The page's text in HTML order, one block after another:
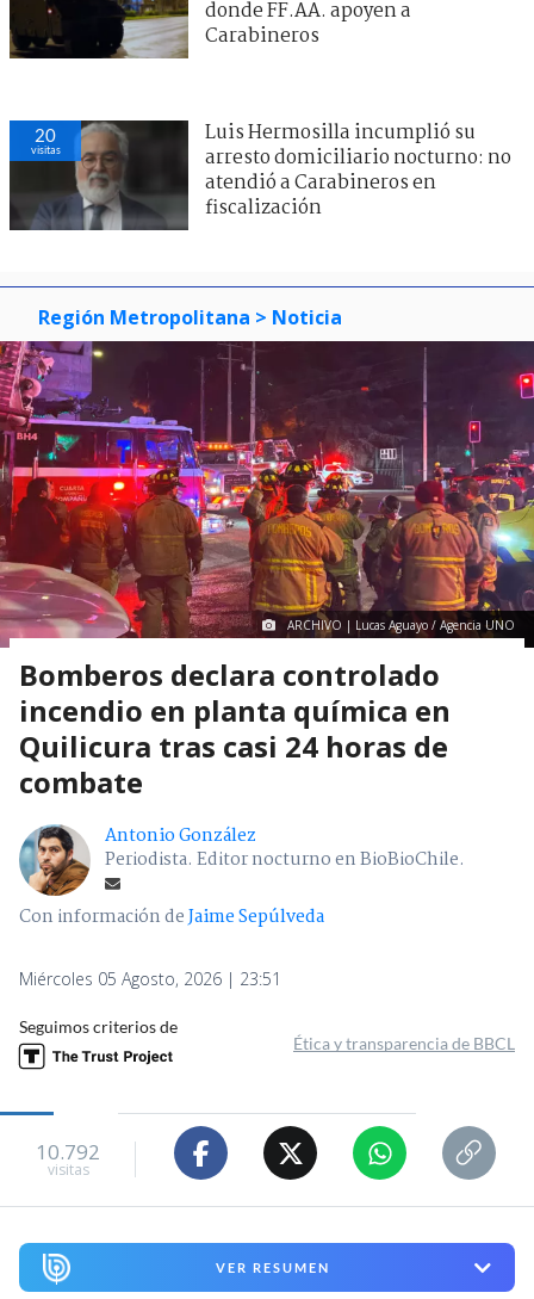
donde FF.AA. apoyen a
Carabineros
20
visitas
Luis Hermosilla incumplió su
arresto domiciliario nocturno: no
atendió a Carabineros en
fiscalización
Región Metropolitana > Noticia
ARCHIVO | Lucas Aguayo / Agencia UNO
Bomberos declara controlado
incendio en planta química en
Quilicura tras casi 24 horas de
combate
Antonio González
Periodista. Editor nocturno en BioBioChile.
Con información deJaime Sepúlveda
Miércoles 05 Agosto, 2026 | 23:51
Seguimos criterios de
Ética y transparencia de BBCL
10.792
visitas
VER RESUMEN